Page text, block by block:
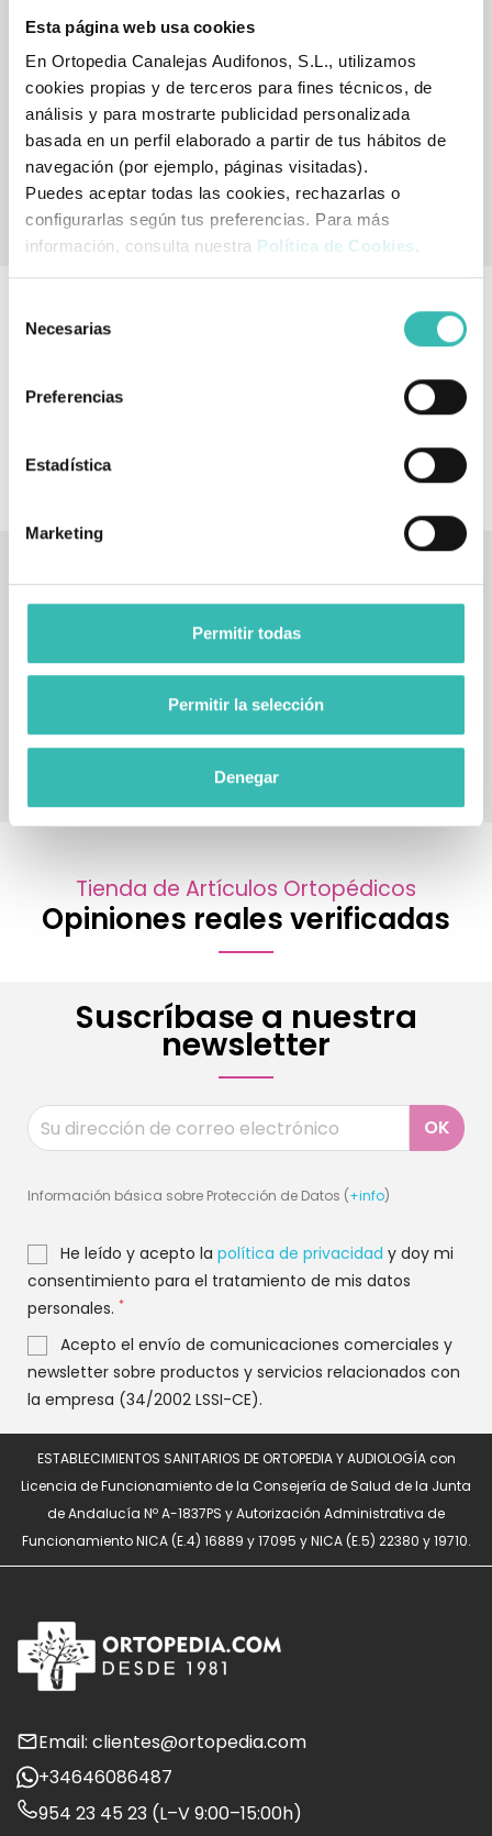
Esta página web usa cookies
En Ortopedia Canalejas Audifonos, S.L., utilizamos
cookies propias y de terceros para fines técnicos, de
análisis y para mostrarte publicidad personalizada
basada en un perfil elaborado a partir de tus hábitos de
navegación (por ejemplo, páginas visitadas).
Puedes aceptar todas las cookies, rechazarlas o
configurarlas según tus preferencias. Para más
información, consulta nuestra Política de Cookies .
Necesarias
Preferencias
Estadística
Marketing
Permitir todas
Permitir la selección
Denegar
este tipo de artículo ortopédico que en ORTOPEDIA.COM
Leer más
›
Tienda de Artículos Ortopédicos
Opiniones reales verificadas
Suscríbase a nuestra
newsletter
Información básica sobre Protección de Datos (+info)
He leído y acepto la política de privacidad y doy mi
consentimiento para el tratamiento de mis datos
personales. *
Acepto el envío de comunicaciones comerciales y
newsletter sobre productos y servicios relacionados con
la empresa (34/2002 LSSI-CE).
ESTABLECIMIENTOS SANITARIOS DE ORTOPEDIA Y AUDIOLOGÍA con
Licencia de Funcionamiento de la Consejería de Salud de la Junta
de Andalucía Nº A-1837PS y Autorización Administrativa de
Funcionamiento NICA (E.4) 16889 y 17095 y NICA (E.5) 22380 y 19710.
Email: clientes@ortopedia.com
+34646086487
954 23 45 23 (L–V 9:00–15:00h)